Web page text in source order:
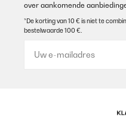
over aankomende
*De korting van 10 € is niet te
bestelwaarde 100 €.